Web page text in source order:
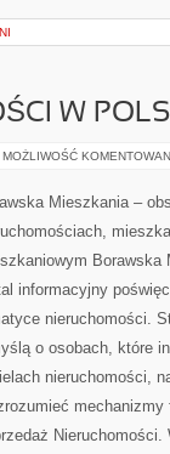
W
MOŻLIWOŚĆ
Mieszkania –
Borawska
informacyjny
nieruchomości.
o osobach, które
nieruchomości,
mechanizmy